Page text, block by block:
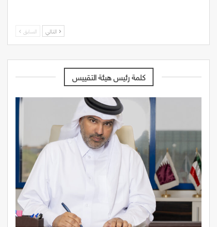
السابق
كلمة رئيس هيئة التقييس